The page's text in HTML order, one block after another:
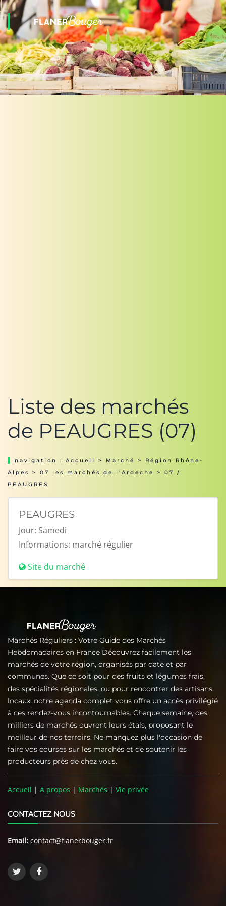
Liste des marchés
de PEAUGRES (07)
navigation : Accueil > Marché > Région Rhône-
Alpes
> 07 les marchés de l'Ardeche
> 07 /
PEAUGRES
PEAUGRES
Jour: Samedi
Informations: marché régulier
Site du marché
Marchés Réguliers : Votre Guide des Marchés
Hebdomadaires en France Découvrez facilement les
marchés de votre région, organisés par date et par
communes. Que ce soit pour des fruits et légumes frais,
des spécialités régionales, ou pour rencontrer des artisans
locaux, notre agenda complet vous offre un accès privilégié
à ces rendez-vous incontournables. Chaque semaine, des
milliers de marchés ouvrent leurs étals, proposant le
meilleur de nos terroirs. Ne manquez plus l'occasion de
faire vos courses sur les marchés et de soutenir les
producteurs près de chez vous.
Accueil | A propos | Marchés | Vie privée
CONTACTEZ NOUS
Email: contact@flanerbouger.fr